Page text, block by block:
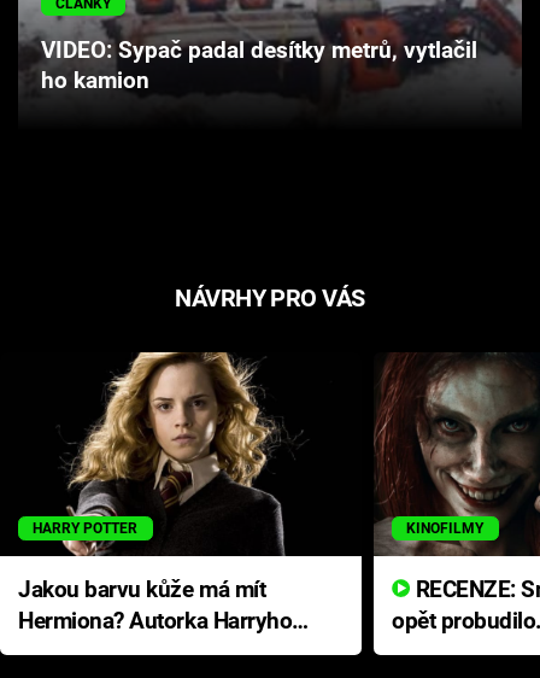
Cool Esport
Pořady
ČLÁNKY
VIDEO: Sypač padal desítky metrů, vytlačil
ho kamion
NÁVRHY PRO VÁS
HARRY POTTER
Jakou barvu kůže má mít
Hermiona? Autorka Harryho
Pottera přišla s ráznou
KINOFILMY
opět
přichází s